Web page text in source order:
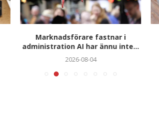
Marknadsförare fastnar i
administration AI har ännu inte...
2026-08-04